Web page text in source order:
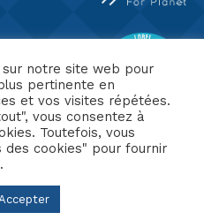
site
Légales
sur notre site web pour
pertinente en
et vos visites répétées.
vous consentez à
Toutefois, vous
des cookies" pour fournir